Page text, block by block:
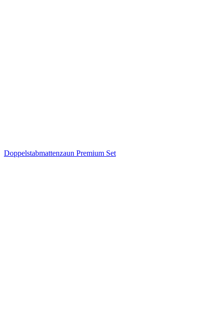
Doppelstabmattenzaun Premium Set